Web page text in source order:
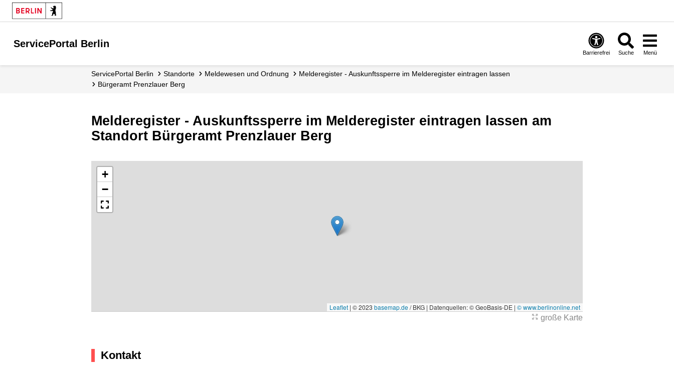
ServicePortal Berlin
Barrierefrei Suche Menü
ServicePortal Berlin Standorte Meldewesen und Ordnung
Melderegister - Auskunftssperre im Melderegister eintragen lassen
Bürgeramt Prenzlauer Berg
Melderegister - Auskunftssperre im Melderegister eintragen lassen am
Standort Bürgeramt Prenzlauer Berg
+
−
Leaflet | © 2023 basemap.de/ BKG | Datenquellen: © GeoBasis-DE | © www.berlinonline.net
große Karte
Kontakt